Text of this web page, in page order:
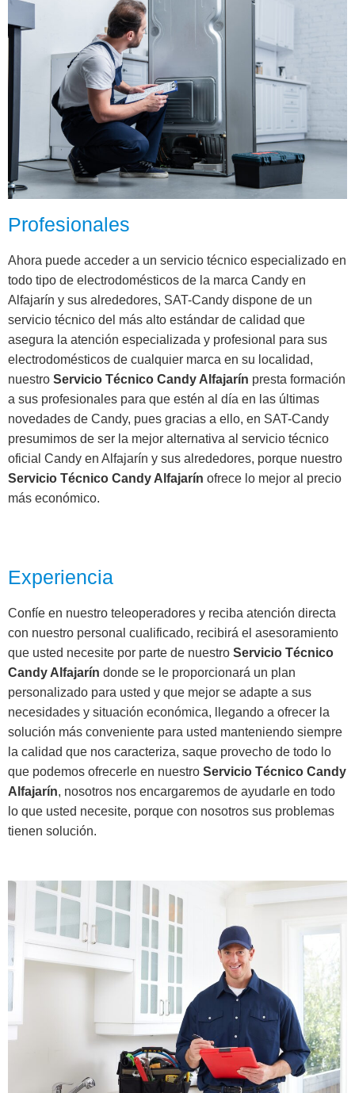
Profesionales
Ahora puede acceder a un servicio técnico especializado en
todo tipo de electrodomésticos de la marca Candy en
Alfajarín y sus alrededores, SAT-Candy dispone de un
servicio técnico del más alto estándar de calidad que
asegura la atención especializada y profesional para sus
electrodomésticos de cualquier marca en su localidad,
nuestro Servicio Técnico Candy Alfajarín presta formación
a sus profesionales para que estén al día en las últimas
novedades de Candy, pues gracias a ello, en SAT-Candy
presumimos de ser la mejor alternativa al servicio técnico
oficial Candy en Alfajarín y sus alrededores, porque nuestro
Servicio Técnico Candy Alfajarín ofrece lo mejor al precio
más económico.
Experiencia
Confíe en nuestro teleoperadores y reciba atención directa
con nuestro personal cualificado, recibirá el asesoramiento
que usted necesite por parte de nuestro Servicio Técnico
Candy Alfajarín donde se le proporcionará un plan
personalizado para usted y que mejor se adapte a sus
necesidades y situación económica, llegando a ofrecer la
solución más conveniente para usted manteniendo siempre
la calidad que nos caracteriza, saque provecho de todo lo
que podemos ofrecerle en nuestro Servicio Técnico Candy
Alfajarín, nosotros nos encargaremos de ayudarle en todo
lo que usted necesite, porque con nosotros sus problemas
tienen solución.